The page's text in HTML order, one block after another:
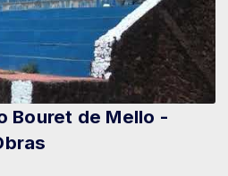
Bouret de Mello -